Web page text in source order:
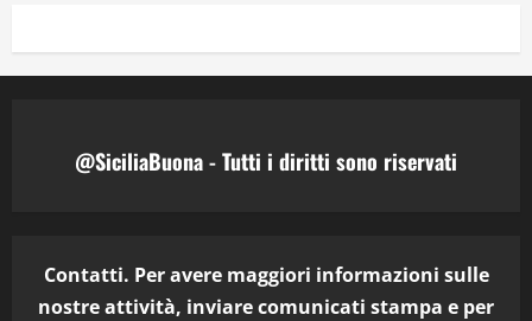
@SiciliaBuona - Tutti i diritti sono riservati
Contatti. Per avere maggiori informazioni sulle
nostre attività, inviare comunicati stampa e per